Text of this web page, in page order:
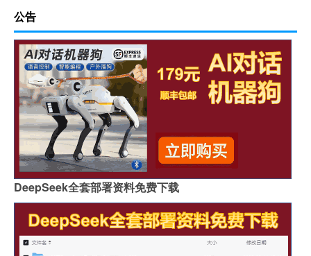
公告
DeepSeek全套部署资料免费下载